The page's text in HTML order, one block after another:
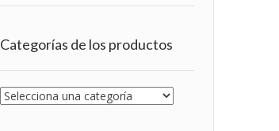
Categorías de los productos